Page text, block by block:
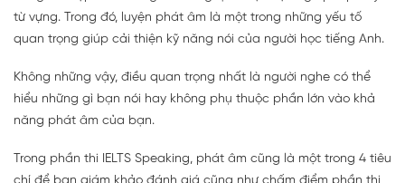
từ vựng. Trong đó, luyện phát âm là một trong những yếu tố
quan trọng giúp cải thiện kỹ năng nói của người học tiếng Anh.
Không những vậy, điều quan trọng nhất là người nghe có thể
hiểu những gì bạn nói hay không phụ thuộc phần lớn vào khả
năng phát âm của bạn.
Trong phần thi IELTS Speaking, phát âm cũng là một trong 4 tiêu